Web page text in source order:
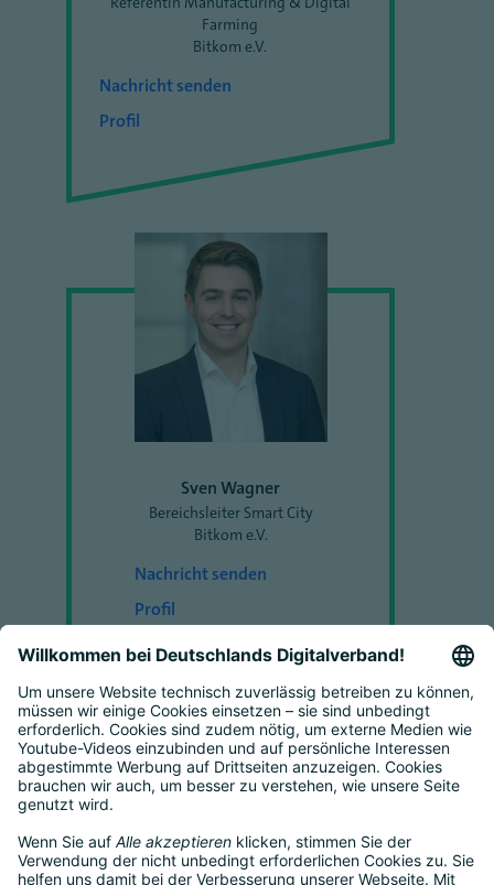
Farming
Bitkom e.V.
Nachricht senden
Profil
Sven Wagner
Bereichsleiter Smart City
Bitkom e.V.
Nachricht senden
Profil